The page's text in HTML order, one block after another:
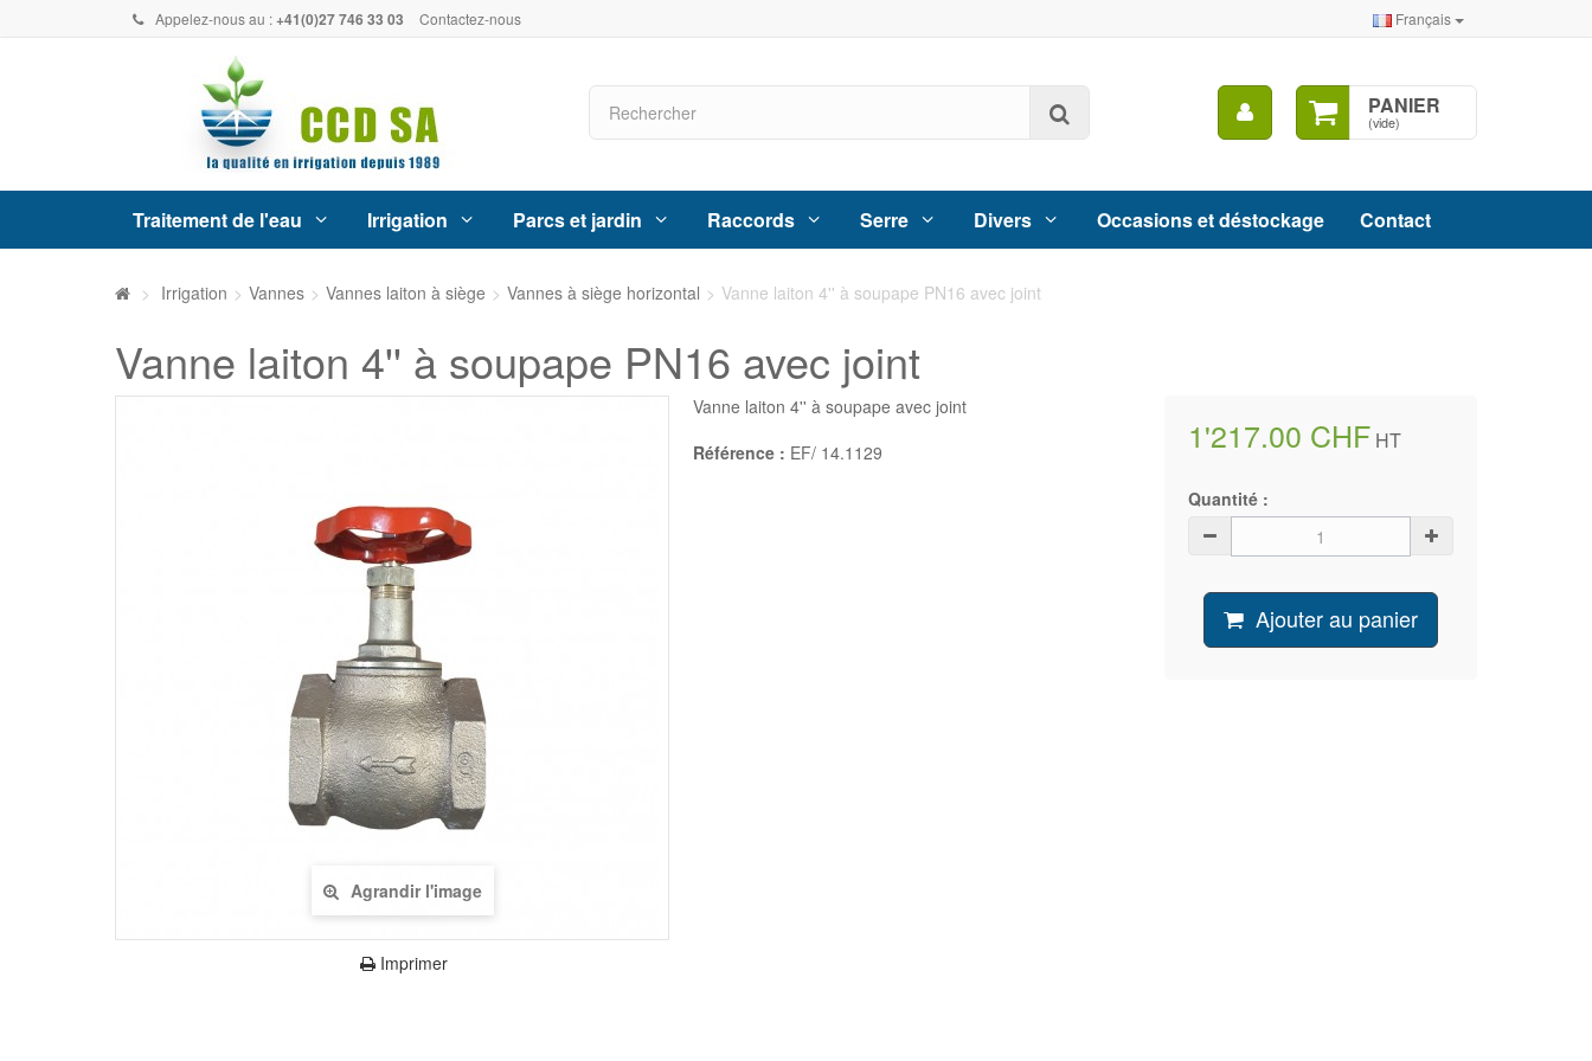
Appelez-nous au :+41(0)27 746 33 03 Contactez-nous Français
PANIER
(vide)
Mon
compte
Traitement de l'eau Irrigation Parcs et jardin Raccords Serre Divers Occasions et déstockage Contact
> Irrigation > Vannes > Vannes laiton à siège > Vannes à siège horizontal > Vanne laiton 4'' à soupape PN16 avec joint
Vanne laiton 4'' à soupape PN16 avec joint
Agrandir l'image
Imprimer
1'217.00 CHF HT
Quantité :
Ajouter au panier
Vanne laiton 4'' à soupape avec joint
Référence : EF/ 14.1129